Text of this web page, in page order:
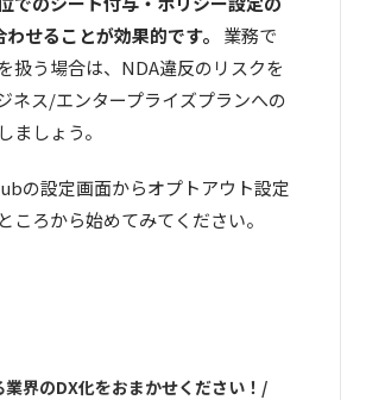
せることが効果的です。
業務で
扱う場合は、NDA違反のリスクを
ネス/エンタープライズプランへの
ましょう。
の設定画面からオプトアウト設定
ころから始めてみてください。
界のDX化をおまかせください！/